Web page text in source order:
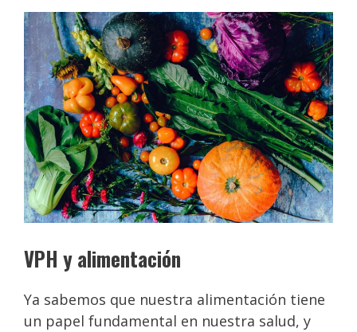
VPH y alimentación
Ya sabemos que nuestra alimentación tiene
un papel fundamental en nuestra salud, y